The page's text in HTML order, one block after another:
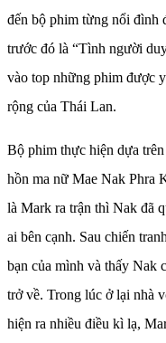
đến bộ phim từng nổi đình
trước đó là “Tình người
vào top những phim được
rộng của Thái Lan.
Bộ phim thực hiện dựa
hồn ma nữ Mae Nak Phra
là Mark ra trận thì Nak đã
ai bên cạnh. Sau chiến
bạn của mình và thấy Nak
trở về. Trong lúc ở lại nhà
hiện ra nhiều điều kì lạ,